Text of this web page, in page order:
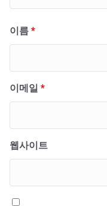
이름 *
이메일 *
웹사이트